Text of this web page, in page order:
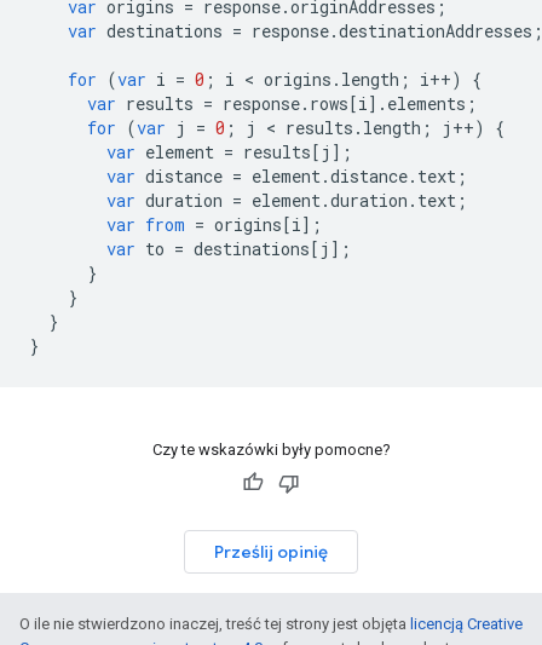
var origins = response.originAddresses ;
var destinations = response.destinationAddresses ;
for (var i = 0 ; i < origins . length ; i++)
{
var results = response. rows [i]. elements ;
for (var j = 0 ; j < results . length ; j ++)
{
var element = results [ j ];
var distance = element.distance. text ;
var duration = element.duration . text ;
var from = origins [i];
var to = destinations [ j ];
}
}
}
}
Czy te wskazówki były pomocne?
Prześlij opinię
O ile nie stwierdzono inaczej, treść tej strony jest objęta licencją Creative